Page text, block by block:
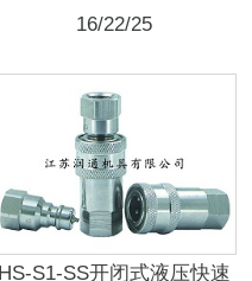
16/22/25
HS-S1-SS开闭式液压快速